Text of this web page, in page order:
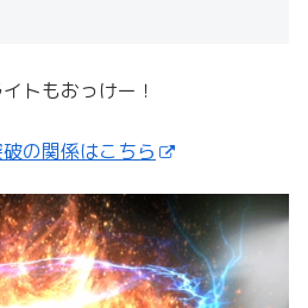
トもおっけー！
の関係はこちら